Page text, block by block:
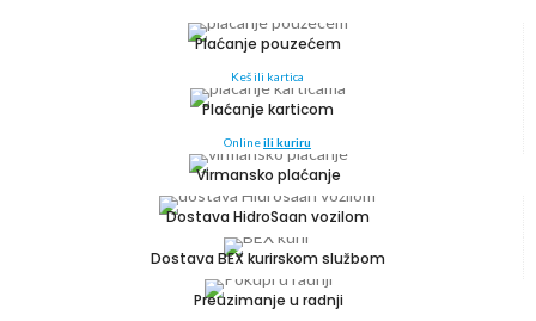
Plaćanje pouzećem
Keš ili kartica
Plaćanje karticom
Onlineili kuriru
Virmansko plaćanje
Dostava HidroSaan vozilom
Dostava BEX kurirskom službom
Preuzimanje u radnji